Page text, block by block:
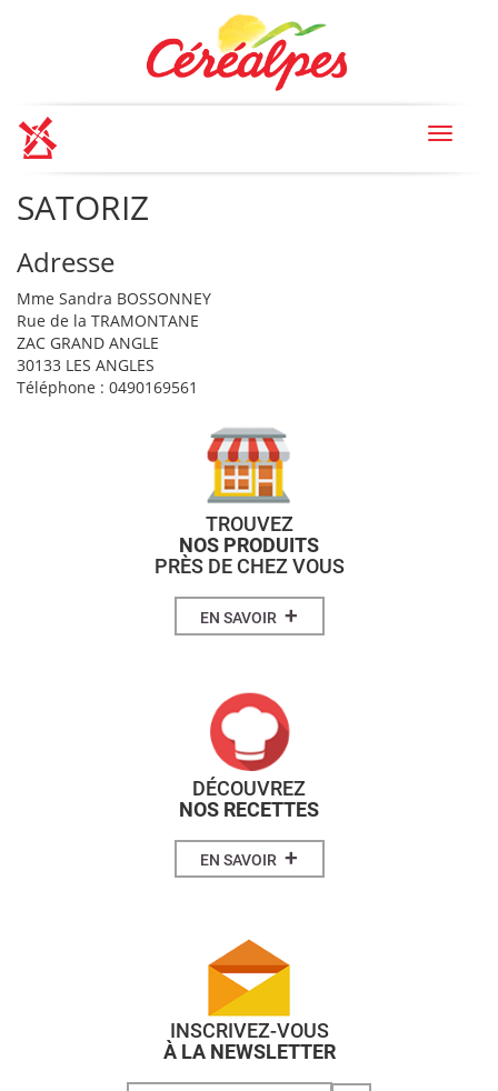
Toggle
SATORIZ
Adresse
Mme Sandra BOSSONNEY
Rue de la TRAMONTANE
ZAC GRAND ANGLE
30133 LES ANGLES
Téléphone : 0490169561
TROUVEZ
NOS PRODUITS
PRÈS DE CHEZ VOUS
EN SAVOIR +
DÉCOUVREZ
NOS RECETTES
EN SAVOIR +
INSCRIVEZ-VOUS
À LA NEWSLETTER